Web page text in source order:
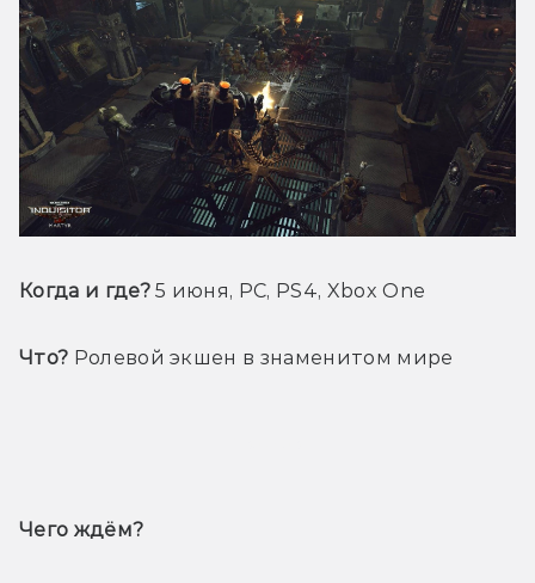
Когда и где? 5 июня, PC, PS4, Xbox One
Что? Ролевой экшен в знаменитом мире
Чего ждём?